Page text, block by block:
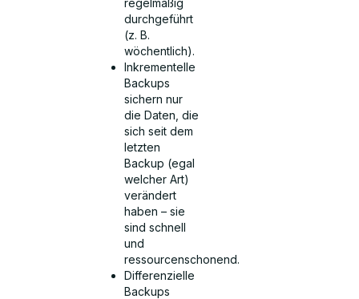
durchgeführt
(z. B.
wöchentlich).
Inkrementelle
Backups
sichern nur
die Daten, die
sich seit dem
letzten
Backup (egal
welcher Art)
verändert
haben – sie
sind schnell
und
ressourcenschonend.
Differenzielle
Backups